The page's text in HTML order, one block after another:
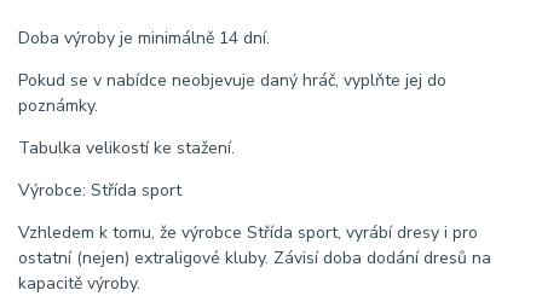
Doba výroby je minimálně 14 dní.
Pokud se v nabídce neobjevuje daný hráč, vyplňte jej do
poznámky.
Tabulka velikostí ke stažení.
Výrobce: Střída sport
Vzhledem k tomu, že výrobce Střída sport, vyrábí dresy i pro
ostatní (nejen) extraligové kluby. Závisí doba dodání dresů na
kapacitě výroby.